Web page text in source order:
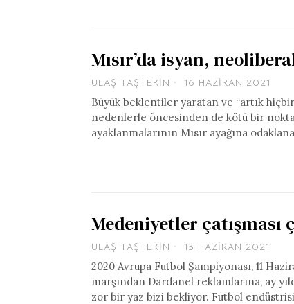
Mısır’da isyan,
ULAŞ TAŞTEKIN 16 HAZIRAN 2021
Büyük beklentiler yaratan ve “artık
nedenlerle öncesinden de kötü bir
ayaklanmalarının Mısır ayağına
Medeniyetler çatışması
ULAŞ TAŞTEKIN 13 HAZIRAN 2021
2020 Avrupa Futbol Şampiyonası, 11
marşından Dardanel reklamlarına, ay
zor bir yaz bizi bekliyor. Futbol